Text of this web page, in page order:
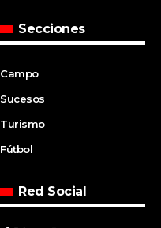
Secciones
Campo
Sucesos
Turismo
Fútbol
Red Social